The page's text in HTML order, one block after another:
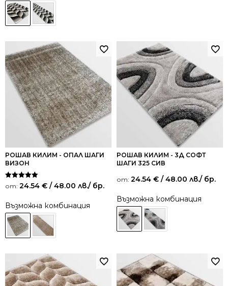
РОШАВ КИЛИМ - ОПАЛ ШАГИ
ВИЗОН
Оценено на
5.00
от: 24.54 € / 48.00 лв./ бр.
Възможна комбинация
РОШАВ КИЛИМ - 3Д СОФТ
ШАГИ 325 СИВ
от: 24.54 € / 48.00 лв./ бр.
Възможна комбинация